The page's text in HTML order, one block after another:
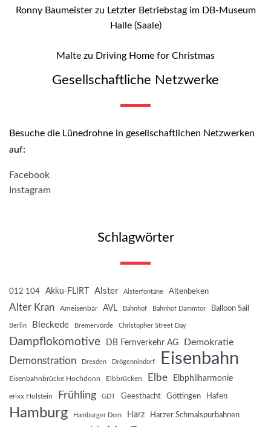
Ronny Baumeisterzu Letzter Betriebstag im DB-Museum
Halle (Saale)
Malte zu Driving Home for Christmas
Gesellschaftliche Netzwerke
Besuche die Lünedrohne in gesellschaftlichen Netzwerken
auf:
Facebook
Instagram
Schlagwörter
012 104 Akku-FLIRT Alster Alsterfontäne Altenbeken
Alter Kran Ameisenbär AVL Bahnhof Bahnhof Dammtor Balloon Sail
Berlin Bleckede Bremervörde Christopher Street Day
Dampflokomotive DB Fernverkehr AG Demokratie
Demonstration Dresden Drögennindorf Eisenbahn
Eisenbahnbrücke Hochdonn Elbbrücken Elbe Elbphilharmonie
erixx Holstein Frühling GDT Geesthacht Göttingen Hafen
Hamburg Hamburger Dom Harz Harzer Schmalspurbahnen